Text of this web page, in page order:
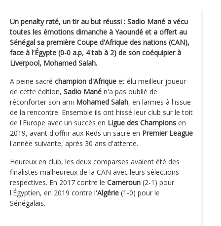
Un penalty raté, un tir au but réussi : Sadio Mané a vécu
toutes les émotions dimanche à Yaoundé et a offert au
Sénégal sa première Coupe d'Afrique des nations (CAN),
face à l'Égypte (0-0 a.p, 4 tab à 2) de son coéquipier à
Liverpool, Mohamed Salah.
A peine sacré champion d'Afrique et élu meilleur joueur
de cette édition, Sadio Mané n'a pas oublié de
réconforter son ami Mohamed Salah, en larmes à l'issue
de la rencontre. Ensemble ils ont hissé leur club sur le toit
de l'Europe avec un succès en Ligue des Champions en
2019, avant d'offrir aux Reds un sacre en Premier League
l'année suivante, après 30 ans d'attente.
Heureux en club, les deux comparses avaient été des
finalistes malheureux de la CAN avec leurs sélections
respectives. En 2017 contre le Cameroun (2-1) pour
l'Égyptien, en 2019 contre l'Algérie (1-0) pour le
Sénégalais.